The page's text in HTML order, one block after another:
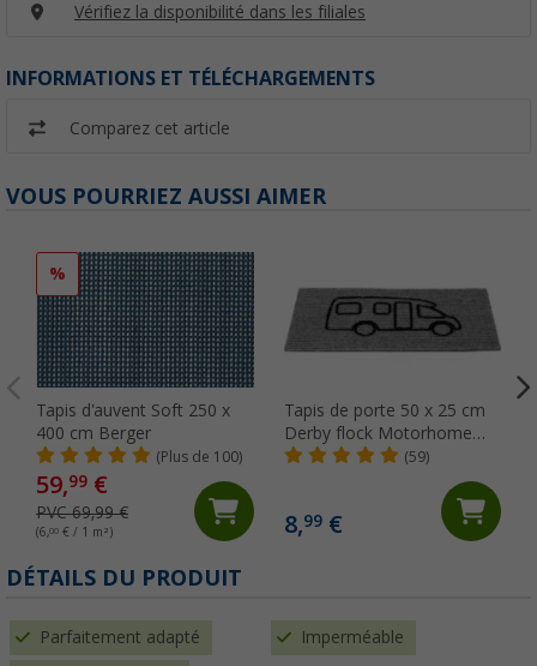
Vérifiez la disponibilité dans les filiales
INFORMATIONS ET TÉLÉCHARGEMENTS
Comparez cet article
VOUS POURRIEZ AUSSI AIMER
%
Tapis d'auvent Soft 250 x
400 cm Berger
(Plus de 100)
59,99 €
PVC 69,99 €
(6,00 € / 1 m²)
Tapis de porte 50 x 25 cm
Derby flock Motorhome
Camper Camping-car
(59)
8,99€
DÉTAILS DU PRODUIT
Parfaitement adapté Imperméable